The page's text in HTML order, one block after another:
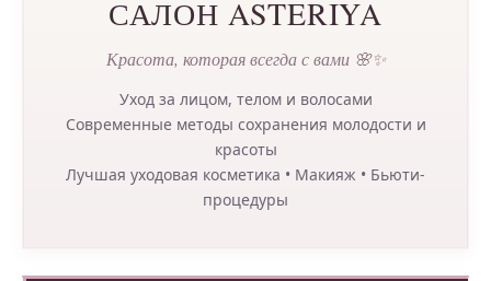
САЛОН ASTERIYA
Красота, которая всегда с вами 🌸✨
Уход за лицом, телом и волосами
Современные методы сохранения молодости и
красоты
Лучшая уходовая косметика • Макияж • Бьюти-
процедуры